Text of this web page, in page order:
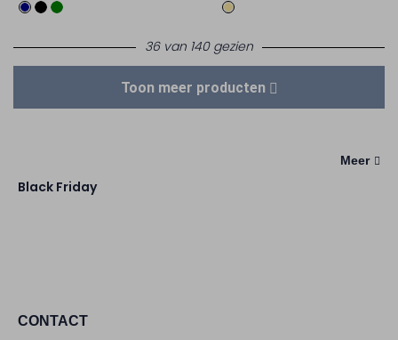
36 van 140 gezien
Toon meer producten
Meer
Black Friday
CONTACT